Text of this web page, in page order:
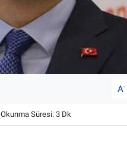
A-
Okunma Süresi: 3 Dk